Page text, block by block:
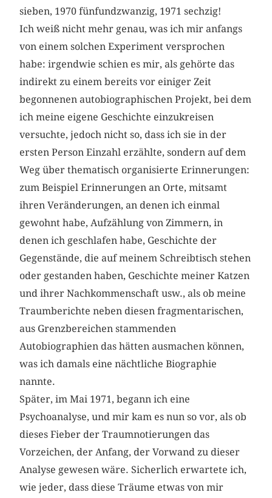
sieben, 1970 fünfundzwanzig, 1971 sechzig!
Ich weiß nicht mehr genau, was ich mir anfangs
von einem solchen Experiment versprochen
habe: irgendwie schien es mir, als gehörte das
indirekt zu einem bereits vor einiger Zeit
begonnenen autobiographischen Projekt, bei dem
ich meine eigene Geschichte einzukreisen
versuchte, jedoch nicht so, dass ich sie in der
ersten Person Einzahl erzählte, sondern auf dem
Weg über thematisch organisierte Erinnerungen:
zum Beispiel Erinnerungen an Orte, mitsamt
ihren Veränderungen, an denen ich einmal
gewohnt habe, Aufzählung von Zimmern, in
denen ich geschlafen habe, Geschichte der
Gegenstände, die auf meinem Schreibtisch stehen
oder gestanden haben, Geschichte meiner Katzen
und ihrer Nachkommenschaft usw., als ob meine
Traumberichte neben diesen fragmentarischen,
aus Grenzbereichen stammenden
Autobiographien das hätten ausmachen können,
was ich damals eine nächtliche Biographie
nannte.
Später, im Mai 1971, begann ich eine
Psychoanalyse, und mir kam es nun so vor, als ob
dieses Fieber der Traumnotierungen das
Vorzeichen, der Anfang, der Vorwand zu dieser
Analyse gewesen wäre. Sicherlich erwartete ich,
wie jeder, dass diese Träume etwas von mir